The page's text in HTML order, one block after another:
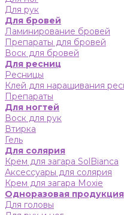
Для рук
Для бровей
Ламинирование бровей
Препараты для бровей
Воск для бровей
Для ресниц
Ресницы
Клей для наращивания
Препараты
Для ногтей
Воск для рук
Втирка
Гель
Для солярия
Крем для загара SolBianca
Аксессуары для солярия
Крем для загара Moxie
Одноразовая продукция
Для головы